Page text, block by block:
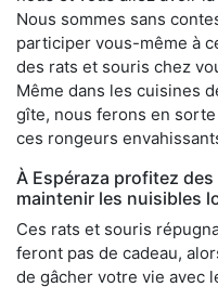
Nous sommes sans
participer vous-même à
des rats et souris chez
Même dans les cuisines
gîte, nous ferons en
ces rongeurs
À Espéraza profitez
maintenir les nuisibles
Ces rats et souris
feront pas de cadeau,
de gâcher votre vie avec